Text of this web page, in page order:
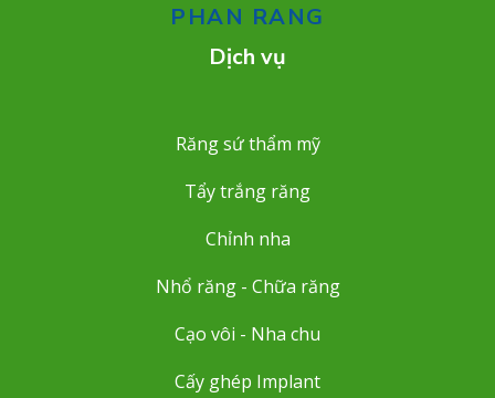
PHAN RANG
Dịch vụ
Răng sứ thẩm mỹ
Tẩy trắng răng
Chỉnh nha
Nhổ răng - Chữa răng
Cạo vôi - Nha chu
Cấy ghép Implant